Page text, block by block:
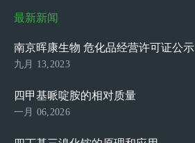
最新新闻
南京晖康生物 危化品经营许可证公示
九月 13,2023
四甲基哌啶胺的相对质量
一月 06,2026